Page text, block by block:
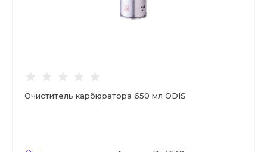
Очиститель карбюратора 650 мл ODIS